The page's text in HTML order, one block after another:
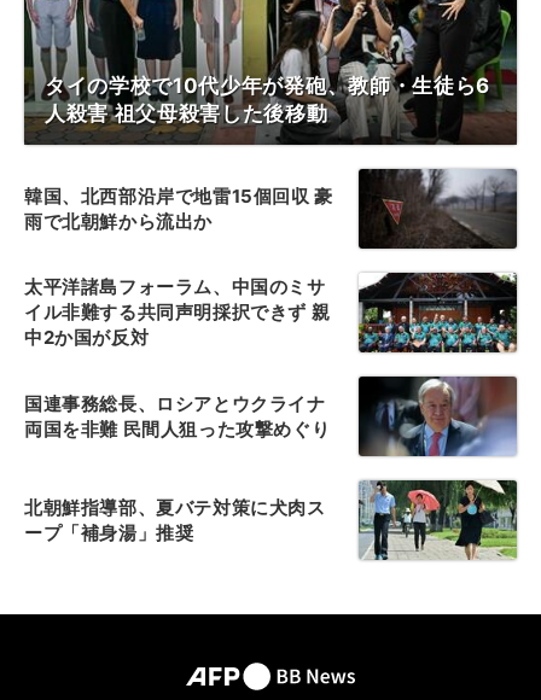
タイの学校で10代少年が発砲、教師・生徒ら6
人殺害 祖父母殺害した後移動
韓国、北西部沿岸で地雷15個回収 豪
雨で北朝鮮から流出か
太平洋諸島フォーラム、中国のミサ
イル非難する共同声明採択できず 親
中2か国が反対
国連事務総長、ロシアとウクライナ
両国を非難 民間人狙った攻撃めぐり
北朝鮮指導部、夏バテ対策に犬肉ス
ープ「補身湯」推奨